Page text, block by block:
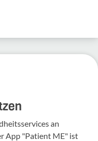
an
App "Patient ME" ist